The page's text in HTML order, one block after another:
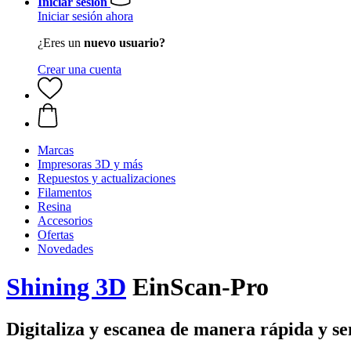
Iniciar sesión ahora
¿Eres un nuevo usuario?
Crear una cuenta
Marcas
Impresoras 3D y más
Repuestos y actualizaciones
Filamentos
Resina
Accesorios
Ofertas
Novedades
Shining 3D EinScan-Pro
Digitaliza y escanea de manera rápida y